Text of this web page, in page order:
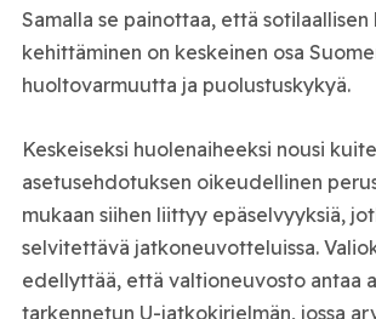
Samalla se painottaa, että
kehittäminen on keskeinen osa
huoltovarmuutta ja puolustuskykyä.
Keskeiseksi huolenaiheeksi nousi
asetusehdotuksen oikeudellinen
mukaan siihen liittyy epäselvyyksiä,
selvitettävä jatkoneuvotteluissa.
edellyttää, että valtioneuvosto antaa
tarkennetun U-jatkokirjelmän, jossa